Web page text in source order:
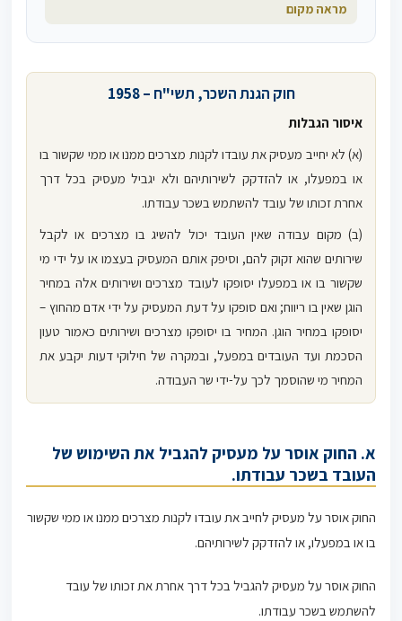
מראה מקום
חוק הגנת השכר, תשי"ח – 1958
איסור הגבלות
(א) לא יחייב מעסיק את עובדו לקנות מצרכים ממנו או ממי שקשור בו
או במפעלו, או להזדקק לשירותיהם ולא יגביל מעסיק בכל דרך
אחרת זכותו של עובד להשתמש בשכר עבודתו.
(ב) מקום עבודה שאין העובד יכול להשיג בו מצרכים או לקבל
שירותים שהוא זקוק להם, וסיפק אותם המעסיק בעצמו או על ידי מי
שקשור בו או במפעלו יסופקו לעובד מצרכים ושירותים אלה במחיר
הוגן שאין בו ריווח; ואם סופקו על דעת המעסיק על ידי אדם מהחוץ –
יסופקו במחיר הוגן. המחיר בו יסופקו מצרכים ושירותים כאמור טעון
הסכמת ועד העובדים במפעל, ובמקרה של חילוקי דעות יקבע את
המחיר מי שהוסמך לכך על-ידי שר העבודה.
א. החוק אוסר על מעסיק להגביל את השימוש של
העובד בשכר עבודתו.
החוק אוסר על מעסיק לחייב את עובדו לקנות מצרכים ממנו או ממי שקשור
בו או במפעלו, או להזדקק לשירותיהם.
החוק אוסר על מעסיק להגביל בכל דרך אחרת את זכותו של עובד
להשתמש בשכר עבודתו.